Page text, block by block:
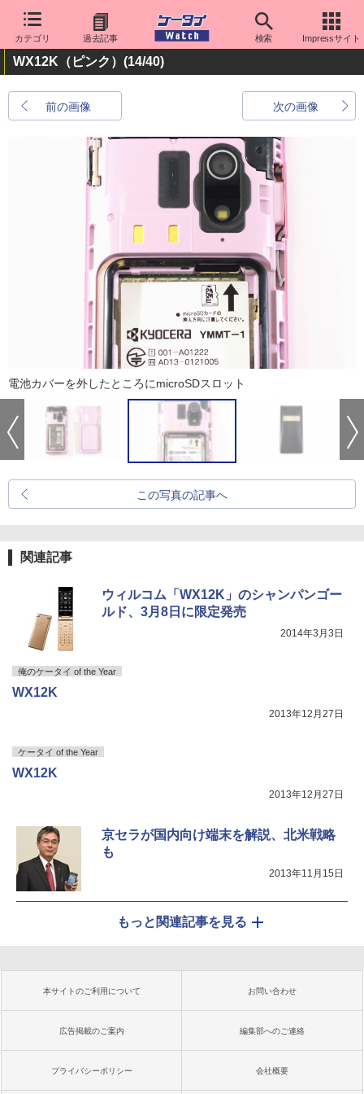
カテゴリ 過去記事 検索 Impressサイト
WX12K（ピンク） (14/40)
前の画像 次の画像
電池カバーを外したところにmicroSDスロット
この写真の記事へ
関連記事
ウィルコム「WX12K」のシャンパンゴー
ルド、3月8日に限定発売
2014年3月3日
俺のケータイ of the Year
WX12K
2013年12月27日
ケータイ of the Year
WX12K
2013年12月27日
京セラが国内向け端末を解説、北米戦略
も
2013年11月15日
もっと関連記事を見る
本サイトのご利用について お問い合わせ
広告掲載のご案内 編集部へのご連絡
プライバシーポリシー 会社概要